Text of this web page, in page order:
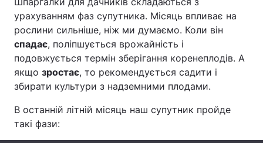
Зброя Інциденти
Здоров'я Туризм
Цікавинки Погода
Екологія Регіони
Лонгріди
урахуванням фаз супутника. Місяць впливає на
рослини сильніше, ніж ми думаємо. Коли він
спадає, поліпшується врожайність і
подовжується термін зберігання коренеплодів. А
якщо зростає, то рекомендується садити і
збирати культури з надземними плодами.
В останній літній місяць наш супутник пройде
такі фази: